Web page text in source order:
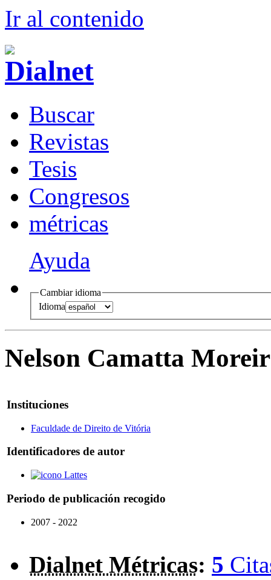
Ir al contenido
Buscar
Revistas
Tesis
Congresos
métricas
Ayuda
Cambiar idioma
Idioma
Nelson Camatta
Instituciones
Faculdade de Direito de Vitória
Identificadores de autor
Lattes
Periodo de publicación recogido
2007 - 2022
Dialnet Métricas: 5